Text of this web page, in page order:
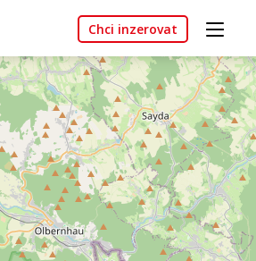
Chci inzerovat